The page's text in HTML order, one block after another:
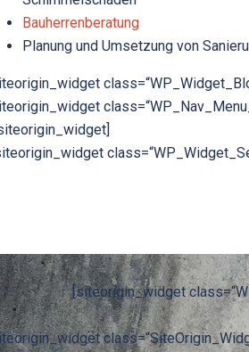
Bauherrenberatung
Planung und Umsetzung von
[siteorigin_widget